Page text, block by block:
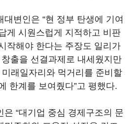
변인은 “현 정부 탄생에 기여
게 시원스럽게 지적하고 비판
작해야 한다는 주장도 일리가
창출을 선결과제로 내세웠지만
래일자리와 먹거리를 준비할
한계를 보여줬다”고 평했다.
은 “대기업 중심 경제구조의 문